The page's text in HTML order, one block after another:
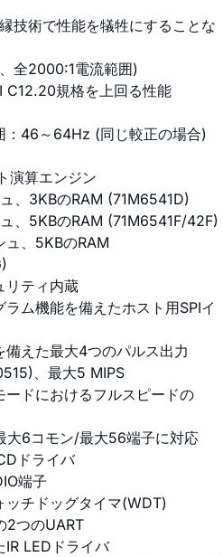
技術で性能を犠牲にすることな
全2000:1電流範囲)
規格を上回る性能
：46～64Hz (同じ較正の場合)
演算エンジン
、3KBのRAM (71M6541D)
、5KBのRAM (71M6541F/42F)
ュ、5KBのRAM
リティ内蔵
ム機能を備えたホスト用SPIイ
備えた最大4つのパルス出力
、最大5 MIPS
ードにおけるフルスピードの
大6コモン/最大56端子に対応
ドライバ
端子
ッチドッグタイマ(WDT)
2つのUART
IR LEDドライバ